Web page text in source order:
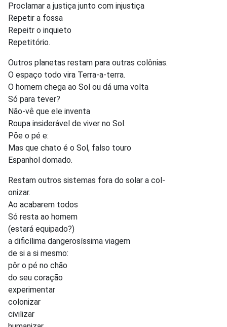
Proclamar a justiça junto com injustiça
Repetir a fossa
Repeitr o inquieto
Repetitório.
Outros planetas restam para outras colônias.
O espaço todo vira Terra-a-terra.
O homem chega ao Sol ou dá uma volta
Só para tever?
Não-vê que ele inventa
Roupa insiderável de viver no Sol.
Põe o pé e:
Mas que chato é o Sol, falso touro
Espanhol domado.
Restam outros sistemas fora do solar a col-
onizar.
Ao acabarem todos
Só resta ao homem
(estará equipado?)
a dificílima dangerosíssima viagem
de si a si mesmo:
pôr o pé no chão
do seu coração
experimentar
colonizar
civilizar